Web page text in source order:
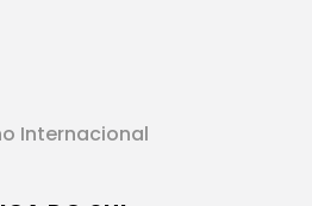
Internacional